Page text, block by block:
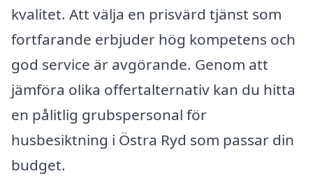
kvalitet. Att välja en prisvärd tjänst som
fortfarande erbjuder hög kompetens och
god service är avgörande. Genom att
jämföra olika offertalternativ kan du hitta
en pålitlig grubspersonal för
husbesiktning i Östra Ryd som passar din
budget.